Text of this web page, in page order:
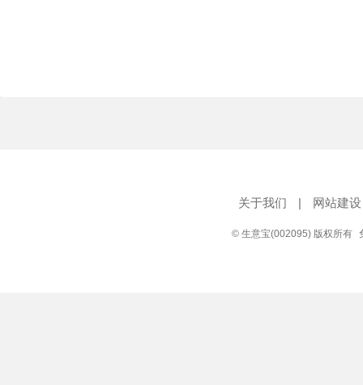
关于我们 | 网站建设
© 生意宝(002095) 版权所有